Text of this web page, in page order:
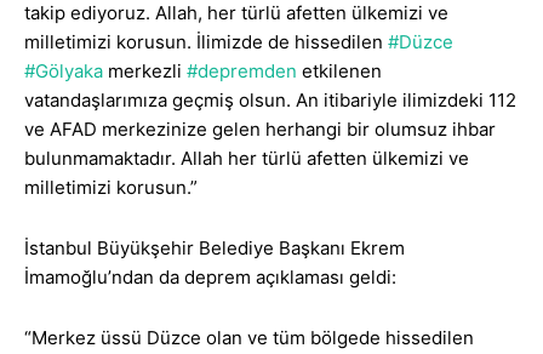
takip ediyoruz. Allah, her türlü afetten ülkemizi ve
milletimizi korusun. İlimizde de hissedilen #Düzce
#Gölyaka merkezli #depremden etkilenen
vatandaşlarımıza geçmiş olsun. An itibariyle ilimizdeki 112
ve AFAD merkezinize gelen herhangi bir olumsuz ihbar
bulunmamaktadır. Allah her türlü afetten ülkemizi ve
milletimizi korusun.”
İstanbul Büyükşehir Belediye Başkanı Ekrem
İmamoğlu’ndan da deprem açıklaması geldi:
“Merkez üssü Düzce olan ve tüm bölgede hissedilen